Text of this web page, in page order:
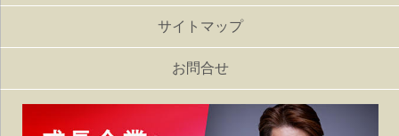
サイトマップ
お問合せ